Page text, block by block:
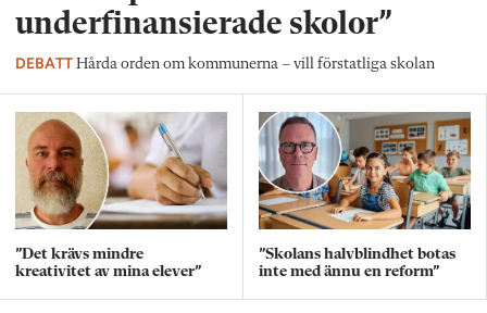
underfinansierade skolor”
DEBATT Hårda orden om kommunerna – vill förstatliga skolan
”Det krävs mindre
kreativitet av mina elever”
”Skolans halvblindhet botas
inte med ännu en reform”